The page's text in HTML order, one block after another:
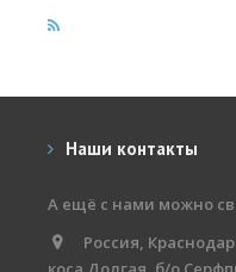
Наши контакты
А ещё с нами можно
Россия,